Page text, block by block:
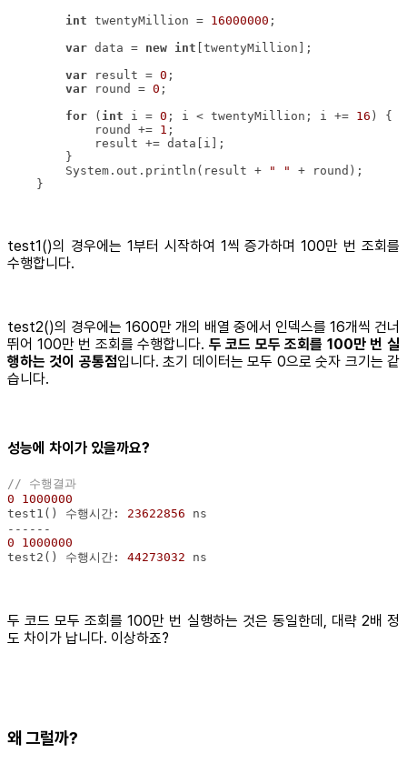
int twentyMillion = 16000000
var data = new int
var result = 0
var round = 0
for ( int i = 0 ; i < twentyMillion; i += 16
            round +=
1
        System.out.println(result +
" "
    }
test1()의 경우에는 1부터 시작하여 1씩 증가하며 100만 번 조회를
수행합니다.
test2()의 경우에는 1600만 개의 배열 중에서 인덱스를 16개씩 건너
뛰어 100만 번 조회를 수행합니다. 두 코드 모두 조회를 100만 번 실
행하는 것이 공통점입니다. 초기 데이터는 모두 0으로 숫자 크기는 같
습니다.
성능에 차이가 있을까요?
// 수행결과
0
1000000
test1() 수행시간: 23622856
0
1000000
test2() 수행시간: 44273032 ns
두 코드 모두 조회를 100만 번 실행하는 것은 동일한데, 대략 2배 정
도 차이가 납니다. 이상하죠?
왜 그럴까?